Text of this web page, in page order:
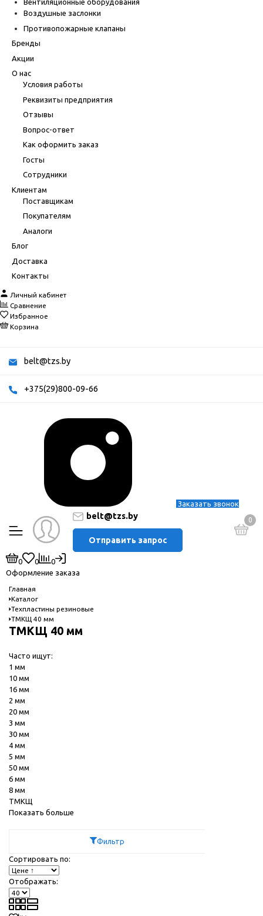
Вентиляционные оборудования
Воздушные заслонки
Противопожарные клапаны
Бренды
Акции
О нас
Условия работы
Реквизиты предприятия
Отзывы
Вопрос-ответ
Как оформить заказ
Госты
Сотрудники
Клиентам
Поставщикам
Покупателям
Аналоги
Блог
Доставка
Контакты
Личный кабинет
Сравнение
Избранное
Корзина
belt@tzs.by
+375(29)800-09-66
Заказать звонок
belt@tzs.by
Отправить запрос
0
0 0
0
Оформление заказа
Главная
Каталог
Техпластины резиновые
ТМКЩ 40 мм
ТМКЩ 40 мм
Часто ищут:
1 мм
10 мм
16 мм
2 мм
20 мм
3 мм
30 мм
4 мм
5 мм
50 мм
6 мм
8 мм
ТМКЩ
Показать больше
Фильтр
Сортировать по:
Отображать: